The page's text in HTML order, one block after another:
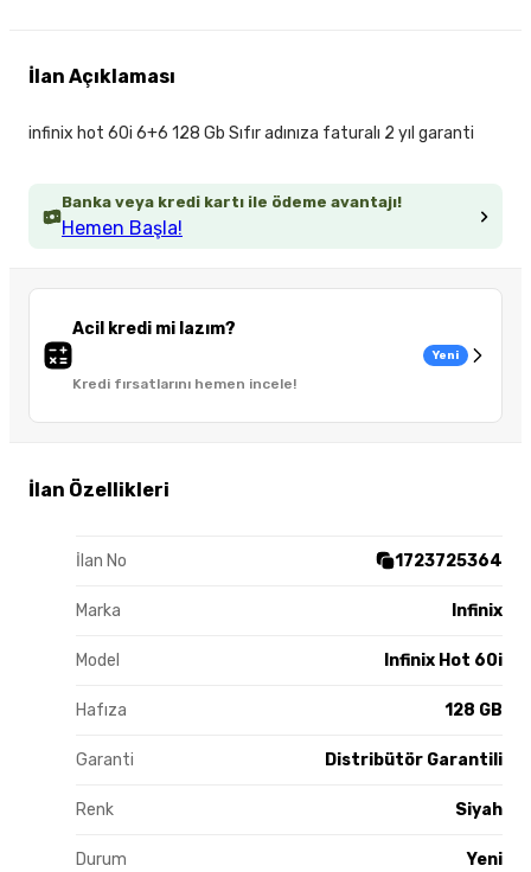
Banka veya kredi kartı ile ödeme avantajı!
Hemen Başla!
Acil kredi mi lazım?
Kredi fırsatlarını hemen incele!
Yeni
İlan Özellikleri
İlan No 1723725364
Marka Infinix
Model Infinix Hot 60i
Hafıza 128 GB
Garanti Distribütör Garantili
Renk Siyah
Durum Yeni
İlan Açıklaması
infinix hot 60i 6+6 128 Gb Sıfır adınıza faturalı 2 yıl garanti